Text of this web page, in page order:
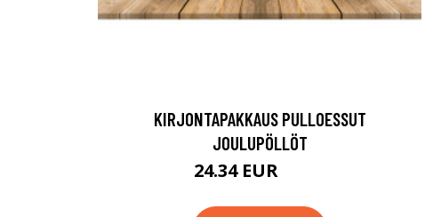
KIRJONTAPAKKAUS PULLOESSUT
JOULUPÖLLÖT
24.34 EUR